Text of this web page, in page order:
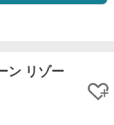
ン リゾー